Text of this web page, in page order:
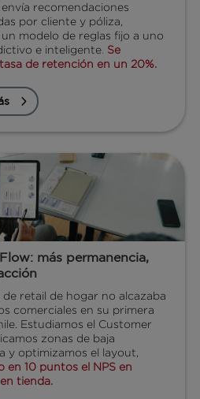
recomendaciones
por cliente y póliza,
modelo de reglas fijo a uno
e inteligente. Se
de retención en un 20%.
más permanencia,
de retail de hogar no alcazaba
comerciales en su primera
Estudiamos el Customer
zonas de baja
y optimizamos el layout,
en 10 puntos el NPS en
tienda.